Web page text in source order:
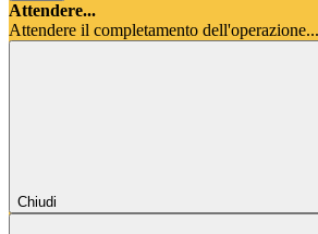
Attendere...
Attendere il completamento dell'operazione...
Chiudi